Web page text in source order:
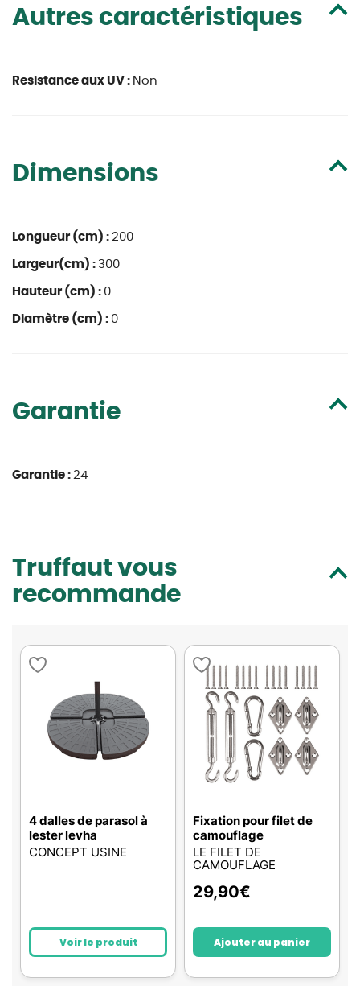
Autres caractéristiques
Resistance aux UV : Non
Dimensions
Longueur (cm) : 200
Largeur(cm) : 300
Hauteur (cm) : 0
Diamètre (cm) : 0
Garantie
Garantie : 24
Truffaut vous
recommande
4 dalles de parasol à
lester levha
CONCEPT USINE
Voir le produit
Fixation pour filet de
camouflage
LE FILET DE
CAMOUFLAGE
29,90€
Ajouter au panier